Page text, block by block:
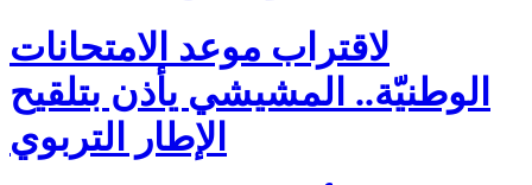
لاقتراب موعد الامتحانات
الوطنيّة.. المشيشي يأذن بتلقيح
الإطار التربوي